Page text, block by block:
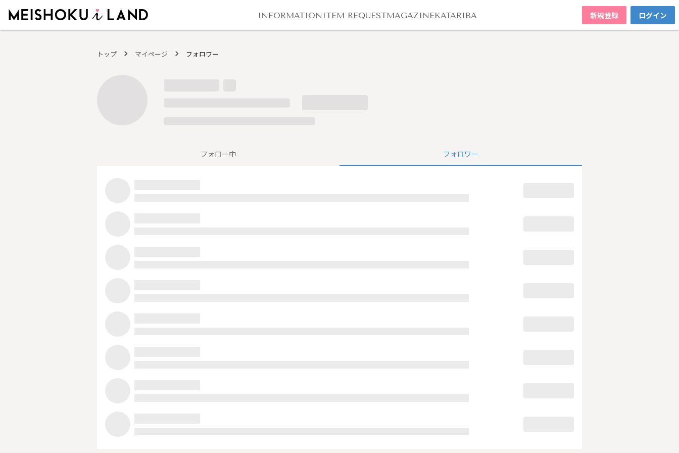
INFORMATION ITEM REQUESTMAGAZINEKATARIBA 新規登録 ログイン
トップ マイページ フォロワー
フォロー中 フォロワー